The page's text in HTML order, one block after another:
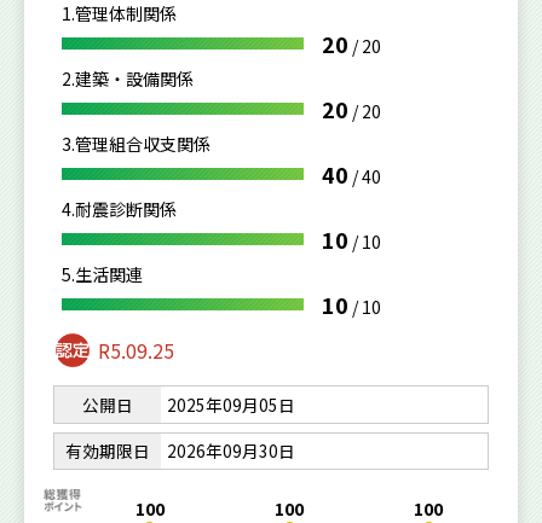
1.管理体制関係
20 /20
2.建築・設備関係
20 /20
3.管理組合収支関係
40 /40
4.耐震診断関係
10 /10
5.生活関連
10 /10
R5.09.25
公開日
2025年09月05日
有効期限日
2026年09月30日
100 100 100